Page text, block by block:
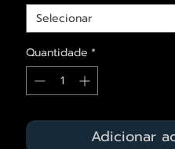
Selecionar
Quantidade *
Adicionar